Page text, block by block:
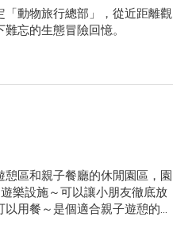
動物旅行總部」，從近距離觀
忘的生態冒險回憶。
區和親子餐廳的休閒園區，園
樂設施～可以讓小朋友徹底放
用餐～是個適合親子遊憩的好